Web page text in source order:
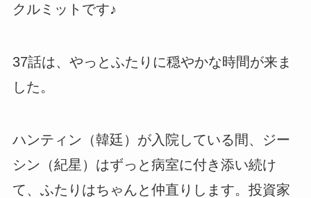
クルミットです♪
37話は、やっとふたりに穏やかな時間が来ま
した。
ハンティン（韓廷）が入院している間、ジー
シン（紀星）はずっと病室に付き添い続け
て、ふたりはちゃんと仲直りします。投資家